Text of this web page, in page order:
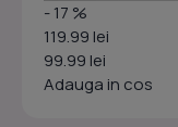
- 17 %
119.99 lei
99.99 lei
Adauga in cos